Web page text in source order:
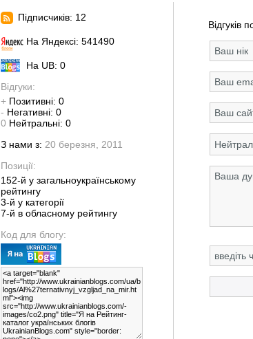
Підписчиків: 12
На Яндексі: 541490
На UB: 0
Відгуки:
+Позитивні: 0
- Негативні: 0
0 Нейтральні: 0
З нами з: 20 березня, 2011
Позиції:
152-й у загальноукраїнському
рейтингу
3-й у категорії
7-й в обласному рейтингу
Код для блогу:
Відгуків